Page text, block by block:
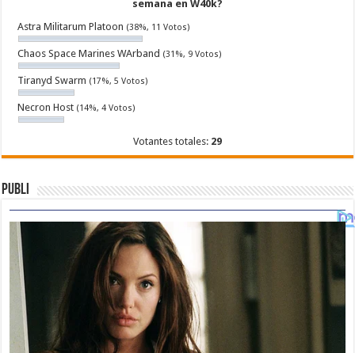
semana en W40k?
Astra Militarum Platoon (38%, 11 Votos)
Chaos Space Marines WArband (31%, 9 Votos)
Tiranyd Swarm (17%, 5 Votos)
Necron Host (14%, 4 Votos)
Votantes totales: 29
Publi